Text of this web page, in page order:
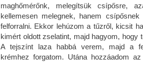
maghőmérőnk, melegítsük csípősre,
kellemesen melegnek, hanem
felforralni. Ekkor lehúzom a tűzről, kicsit
kimért oldott zselatint, majd hagyom, hogy
A tejszínt laza habbá verem, majd a
krémhez forgatom. Utána hozzáadom